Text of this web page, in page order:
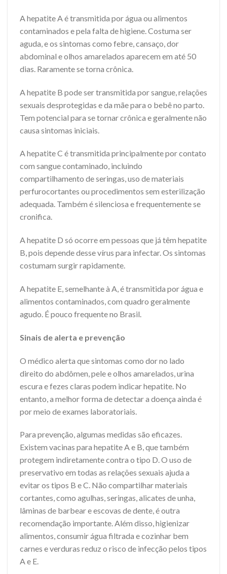
A hepatite A é transmitida por água ou alimentos
contaminados e pela falta de higiene. Costuma ser
aguda, e os sintomas como febre, cansaço, dor
abdominal e olhos amarelados aparecem em até 50
dias. Raramente se torna crônica.
A hepatite B pode ser transmitida por sangue, relações
sexuais desprotegidas e da mãe para o bebê no parto.
Tem potencial para se tornar crônica e geralmente não
causa sintomas iniciais.
A hepatite C é transmitida principalmente por contato
com sangue contaminado, incluindo
compartilhamento de seringas, uso de materiais
perfurocortantes ou procedimentos sem esterilização
adequada. Também é silenciosa e frequentemente se
cronifica.
A hepatite D só ocorre em pessoas que já têm hepatite
B, pois depende desse vírus para infectar. Os sintomas
costumam surgir rapidamente.
A hepatite E, semelhante à A, é transmitida por água e
alimentos contaminados, com quadro geralmente
agudo. É pouco frequente no Brasil.
Sinais de alerta e prevenção
O médico alerta que sintomas como dor no lado
direito do abdômen, pele e olhos amarelados, urina
escura e fezes claras podem indicar hepatite. No
entanto, a melhor forma de detectar a doença ainda é
por meio de exames laboratoriais.
Para prevenção, algumas medidas são eficazes.
Existem vacinas para hepatite A e B, que também
protegem indiretamente contra o tipo D. O uso de
preservativo em todas as relações sexuais ajuda a
evitar os tipos B e C. Não compartilhar materiais
cortantes, como agulhas, seringas, alicates de unha,
lâminas de barbear e escovas de dente, é outra
recomendação importante. Além disso, higienizar
alimentos, consumir água filtrada e cozinhar bem
carnes e verduras reduz o risco de infecção pelos tipos
A e E.